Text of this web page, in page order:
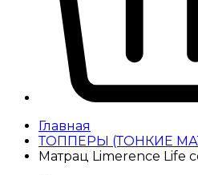
Главная
ТОППЕРЫ (ТОНКИЕ
Матрац Limerence Life